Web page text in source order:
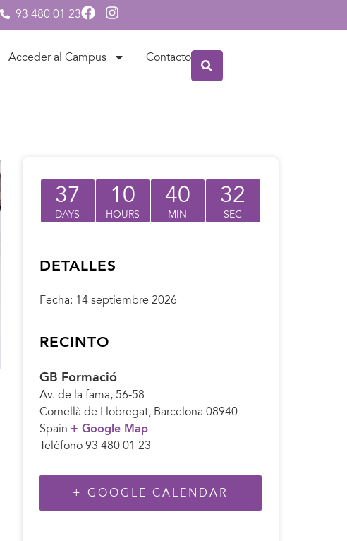
93 480 01 23
Acceder al Campus Contacto
37
DAYS
10
HOURS
40
MIN
32
SEC
DETALLES
Fecha: 14 septiembre 2026
RECINTO
GB Formació
Av. de la fama, 56-58
Cornellà de Llobregat, Barcelona 08940
Spain + Google Map
Teléfono 93 480 01 23
+ GOOGLE CALENDAR